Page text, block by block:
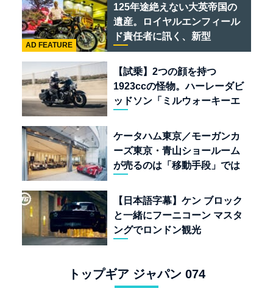
125年途絶えない大英帝国の
遺産。ロイヤルエンフィール
ド責任者に訊く、新型
「BULLET 650」と“時間の
質”を愛する理由
AD FEATURE
【試乗】2つの顔を持つ
1923ccの怪物。ハーレーダビ
ッドソン「ミルウォーキーエ
ケータハム東京／モーガンカ
ーズ東京・青山ショールーム
が売るのは「移動手段」では
【日本語字幕】ケン ブロック
と一緒にフーニコーン マスタ
ングでロンドン観光
トップギア ジャパン 074